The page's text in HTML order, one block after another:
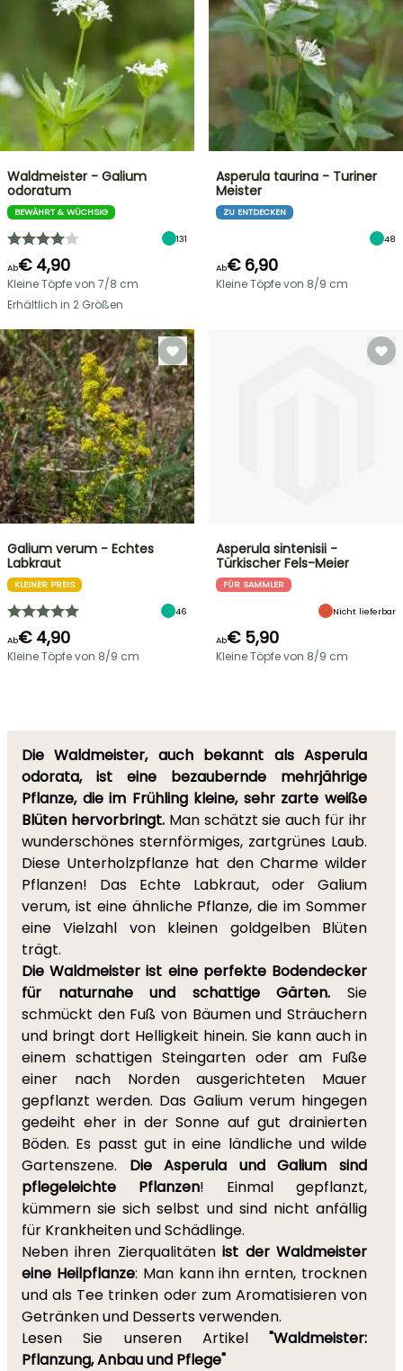
Waldmeister - Galium
odoratum
BEWÄHRT & WÜCHSIG
131
Ab€ 4,90
Kleine Töpfe von 7/8 cm
Erhältlich in 2 Größen
Asperula taurina - Turiner
Meister
ZU ENTDECKEN
48
Ab€ 6,90
Kleine Töpfe von 8/9 cm
Galium verum - Echtes
Labkraut
KLEINER PREIS
46
Ab€ 4,90
Kleine Töpfe von 8/9 cm
Asperula sintenisii -
Türkischer Fels-Meier
FÜR SAMMLER
Nicht lieferbar
Ab€ 5,90
Kleine Töpfe von 8/9 cm
Die Waldmeister, auch bekannt als Asperula
odorata, ist eine bezaubernde mehrjährige
Pflanze, die im Frühling kleine, sehr zarte weiße
Blüten hervorbringt.Man schätzt sie auch für ihr
wunderschönes sternförmiges, zartgrünes Laub.
Diese Unterholzpflanze hat den Charme wilder
Pflanzen! Das Echte Labkraut, oder Galium
verum, ist eine ähnliche Pflanze, die im Sommer
eine Vielzahl von kleinen goldgelben Blüten
trägt.
Die Waldmeister ist eine perfekte Bodendecker
für naturnahe und schattige Gärten. Sie
schmückt den Fuß von Bäumen und Sträuchern
und bringt dort Helligkeit hinein. Sie kann auch in
einem schattigen Steingarten oder am Fuße
einer nach Norden ausgerichteten Mauer
gepflanzt werden. Das Galium verum hingegen
gedeiht eher in der Sonne auf gut drainierten
Böden. Es passt gut in eine ländliche und wilde
Gartenszene. Die Asperula und Galium sind
pflegeleichte Pflanzen! Einmal gepflanzt,
kümmern sie sich selbst und sind nicht anfällig
für Krankheiten und Schädlinge.
Neben ihren Zierqualitätenist der Waldmeister
eine Heilpflanze: Man kann ihn ernten, trocknen
und als Tee trinken oder zum Aromatisieren von
Getränken und Desserts verwenden.
Lesen Sie unseren Artikel "Waldmeister:
Pflanzung, Anbau und Pflege"